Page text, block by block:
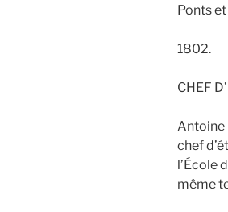
Ponts
1802.
CHEF
Antoine
chef
l’École
même